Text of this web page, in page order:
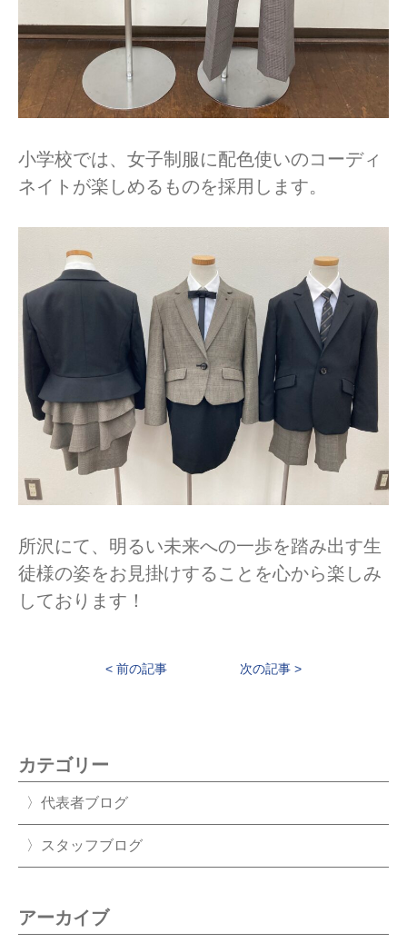
小学校では、女子制服に配色使いのコーディ
ネイトが楽しめるものを採用します。
所沢にて、明るい未来への一歩を踏み出す生
徒様の姿をお見掛けすることを心から楽しみ
しております！
前の記事 次の記事
カテゴリー
代表者ブログ
スタッフブログ
アーカイブ